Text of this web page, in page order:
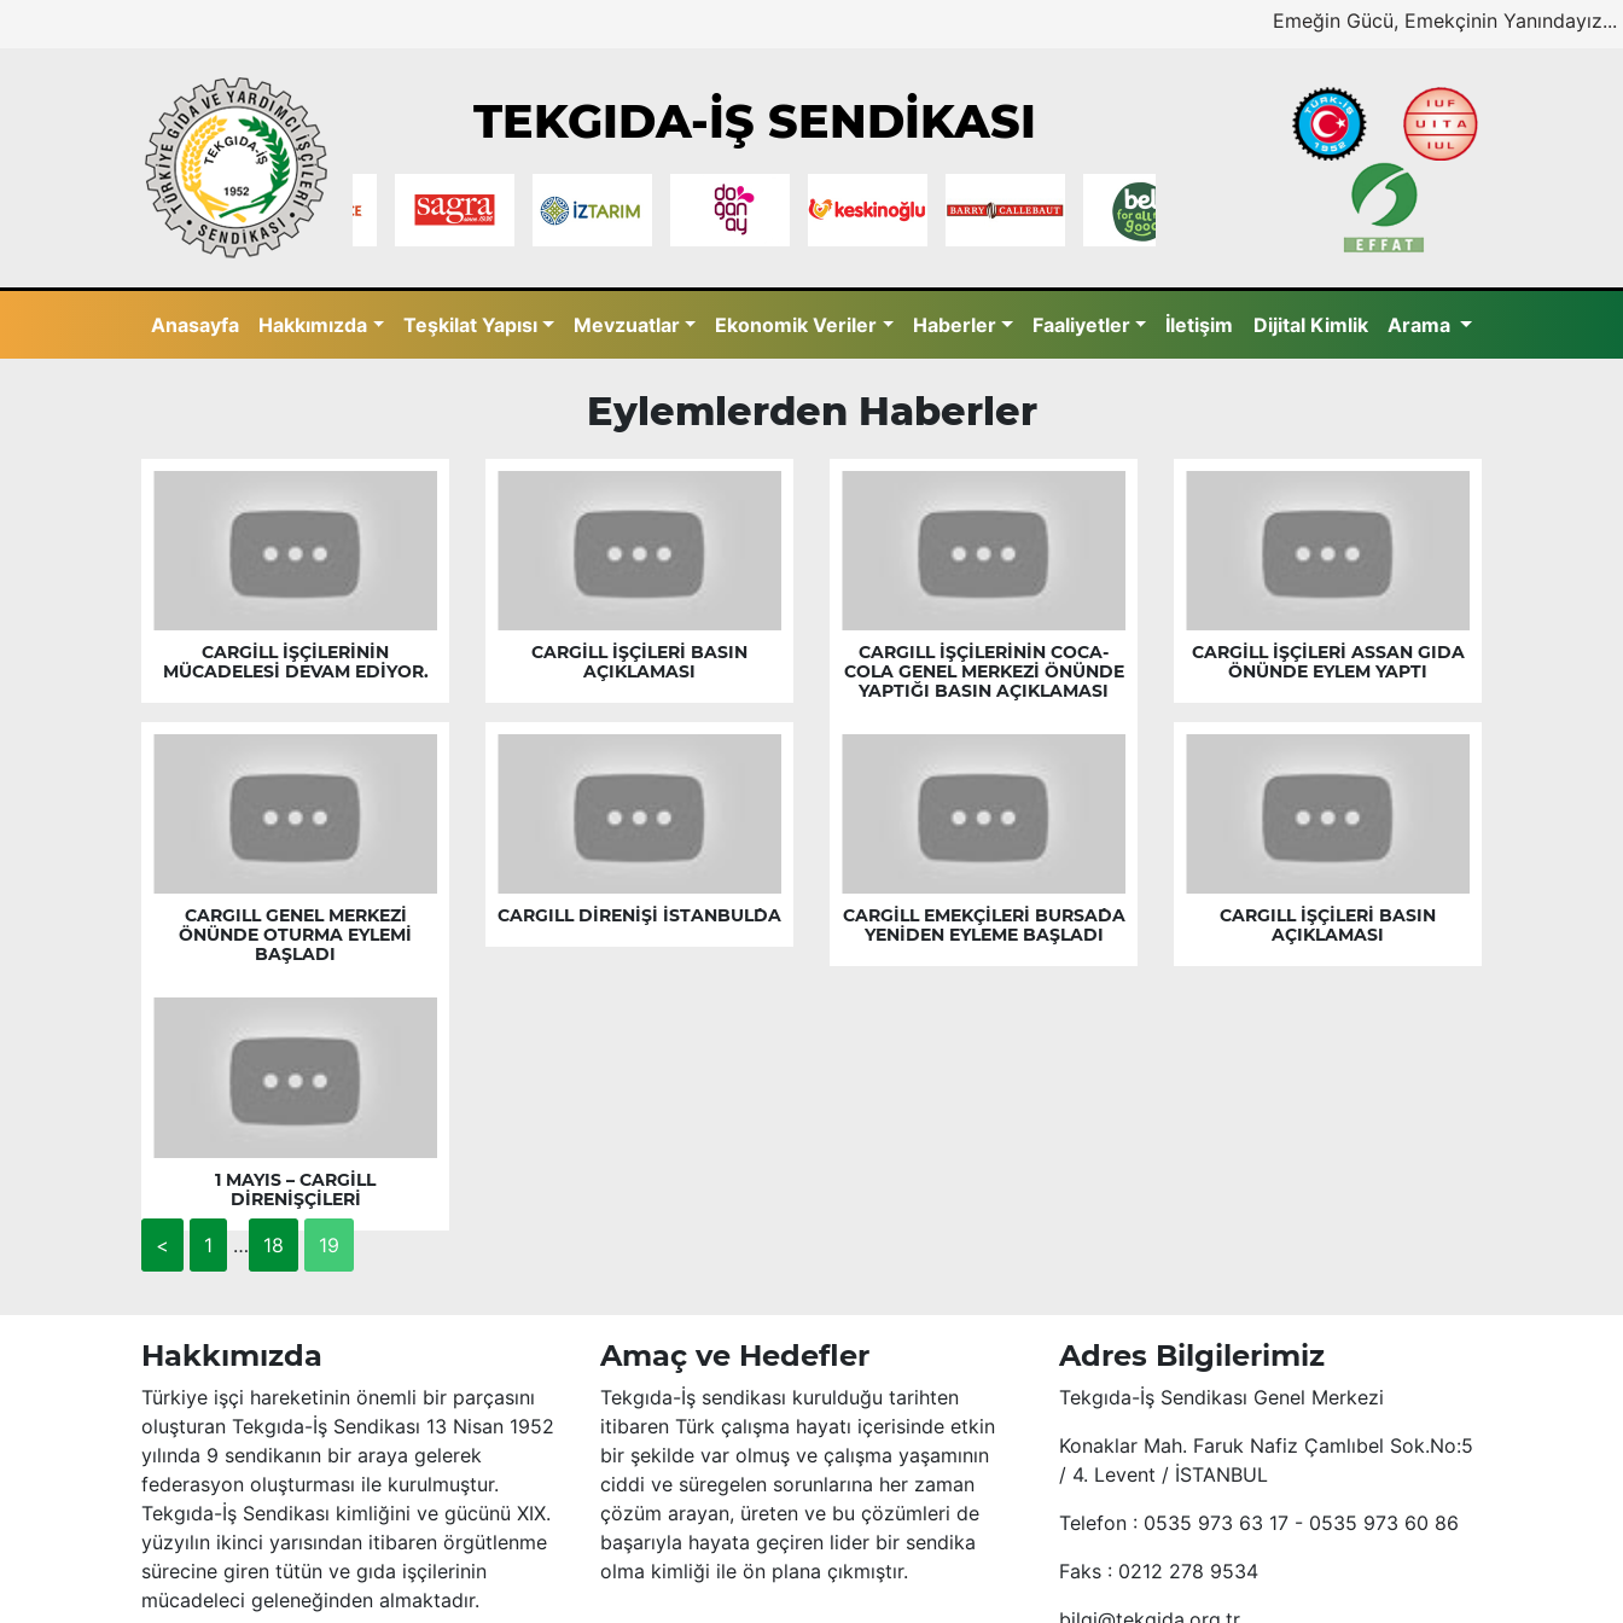
Emeğin Gücü, Emekçinin Yanındayız...
TEKGIDA-İŞ SENDİKASI
Anasayfa Hakkımızda Teşkilat Yapısı Mevzuatlar Ekonomik Veriler Haberler Faaliyetler İletişim Dijital Kimlik Arama
Eylemlerden Haberler
CARGİLL İŞÇİLERİNİN
MÜCADELESİ DEVAM EDİYOR.
CARGİLL İŞÇİLERİ BASIN
AÇIKLAMASI
CARGILL İŞÇİLERİNİN COCA-
COLA GENEL MERKEZİ ÖNÜNDE
YAPTIĞI BASIN AÇIKLAMASI
CARGİLL İŞÇİLERİ ASSAN GIDA
ÖNÜNDE EYLEM YAPTI
CARGILL GENEL MERKEZİ
ÖNÜNDE OTURMA EYLEMİ
BAŞLADI
CARGILL DİRENİŞİ İSTANBUL´DA
CARGİLL EMEKÇİLERİ BURSA´DA
YENİDEN EYLEME BAŞLADI
CARGILL İŞÇİLERİ BASIN
AÇIKLAMASI
1 MAYIS – CARGİLL
DİRENİŞÇİLERİ
< 1 … 18 19
Hakkımızda
Türkiye işçi hareketinin önemli bir parçasını
oluşturan Tekgıda-İş Sendikası 13 Nisan 1952
yılında 9 sendikanın bir araya gelerek
federasyon oluşturması ile kurulmuştur.
Tekgıda-İş Sendikası kimliğini ve gücünü XIX.
yüzyılın ikinci yarısından itibaren örgütlenme
sürecine giren tütün ve gıda işçilerinin
mücadeleci geleneğinden almaktadır.
Amaç ve Hedefler
Tekgıda-İş sendikası kurulduğu tarihten
itibaren Türk çalışma hayatı içerisinde etkin
bir şekilde var olmuş ve çalışma yaşamının
ciddi ve süregelen sorunlarına her zaman
çözüm arayan, üreten ve bu çözümleri de
başarıyla hayata geçiren lider bir sendika
olma kimliği ile ön plana çıkmıştır.
Adres Bilgilerimiz
Tekgıda-İş Sendikası Genel Merkezi
Konaklar Mah. Faruk Nafiz Çamlıbel Sok.No:5
/ 4. Levent / İSTANBUL
Telefon : 0535 973 63 17 - 0535 973 60 86
Faks : 0212 278 9534